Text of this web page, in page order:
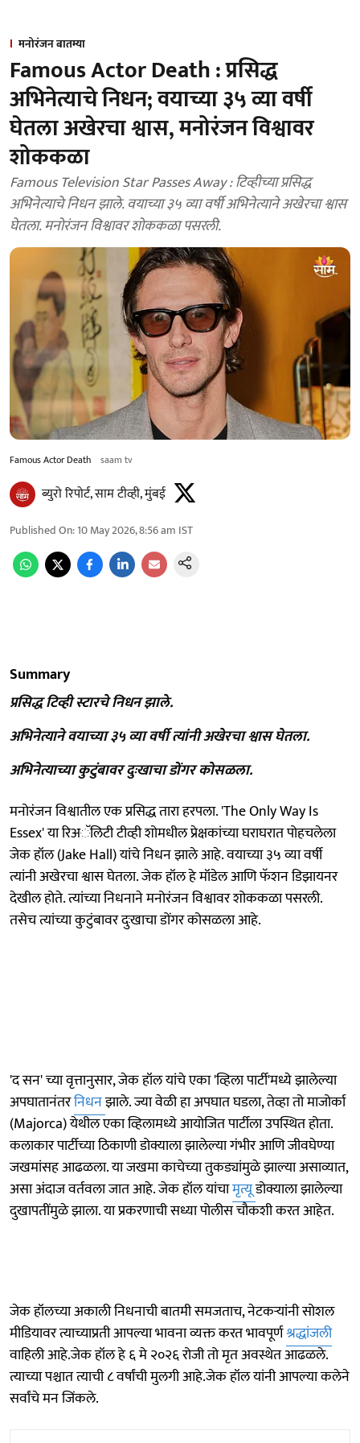
मनोरंजन बातम्या
Famous Actor Death : प्रसिद्ध
अभिनेत्याचे निधन; वयाच्या ३५ व्या वर्षी
घेतला अखेरचा श्वास, मनोरंजन विश्वावर
शोककळा
Famous Television Star Passes Away : टिव्हीच्या प्रसिद्ध
अभिनेत्याचे निधन झाले. वयाच्या ३५ व्या वर्षी अभिनेत्याने अखेरचा श्वास
घेतला. मनोरंजन विश्वावर शोककळा पसरली.
Famous Actor Death saam tv
ब्युरो रिपोर्ट, साम टीव्ही, मुंबई
Published On:10 May 2026, 8:56 am IST
Summary
प्रसिद्ध टिव्ही स्टारचे निधन झाले.
अभिनेत्याने वयाच्या ३५ व्या वर्षी त्यांनी अखेरचा श्वास घेतला.
अभिनेत्याच्या कुटुंबावर दुःखाचा डोंगर कोसळला.
मनोरंजन विश्वातील एक प्रसिद्ध तारा हरपला. 'The Only Way Is
Essex' या रिअॅलिटी टीव्ही शोमधील प्रेक्षकांच्या घराघरात पोहचलेला
जेक हॉल (Jake Hall) यांचे निधन झाले आहे. वयाच्या ३५ व्या वर्षी
त्यांनी अखेरचा श्वास घेतला. जेक हॉल हे मॉडेल आणि फॅशन डिझायनर
देखील होते. त्यांच्या निधनाने मनोरंजन विश्वावर शोककळा पसरली.
तसेच त्यांच्या कुटुंबावर दुःखाचा डोंगर कोसळला आहे.
'द सन' च्या वृत्तानुसार, जेक हॉल यांचे एका 'व्हिला पार्टी'मध्ये झालेल्या
अपघातानंतरनिधनझाले. ज्या वेळी हा अपघात घडला, तेव्हा तो माजोर्का
(Majorca) येथील एका व्हिलामध्ये आयोजित पार्टीला उपस्थित होता.
कलाकार पार्टीच्या ठिकाणी डोक्याला झालेल्या गंभीर आणि जीवघेण्या
जखमांसह आढळला. या जखमा काचेच्या तुकड्यांमुळे झाल्या असाव्यात,
असा अंदाज वर्तवला जात आहे. जेक हॉल यांचामृत्यूडोक्याला झालेल्या
दुखापतींमुळे झाला. या प्रकरणाची सध्या पोलीस चौकशी करत आहेत.
जेक हॉलच्या अकाली निधनाची बातमी समजताच, नेटकऱ्यांनी सोशल
मीडियावर त्याच्याप्रती आपल्या भावना व्यक्त करत भावपूर्णश्रद्धांजली
वाहिली आहे.जेक हॉल हे ६ मे २०२६ रोजी तो मृत अवस्थेत आढळले.
त्याच्या पश्चात त्याची ८ वर्षांची मुलगी आहे.जेक हॉल यांनी आपल्या कलेने
सर्वांचे मन जिंकले.